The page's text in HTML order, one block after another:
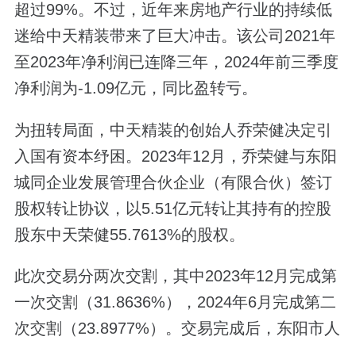
超过99%。不过，近年来房地产行业的持续低
迷给中天精装带来了巨大冲击。该公司2021年
至2023年净利润已连降三年，2024年前三季度
净利润为-1.09亿元，同比盈转亏。
为扭转局面，中天精装的创始人乔荣健决定引
入国有资本纾困。2023年12月，乔荣健与东阳
城同企业发展管理合伙企业（有限合伙）签订
股权转让协议，以5.51亿元转让其持有的控股
股东中天荣健55.7613%的股权。
此次交易分两次交割，其中2023年12月完成第
一次交割（31.8636%），2024年6月完成第二
次交割（23.8977%）。交易完成后，东阳市人